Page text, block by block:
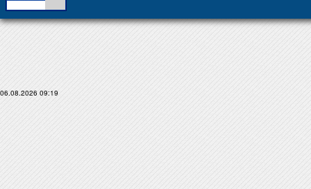
06.08.2026 09:19